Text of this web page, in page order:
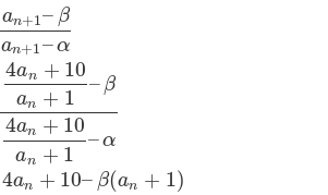
an+1– β
an+1–α
4an + 10
an + 1
– β
4an + 10
an + 1
–α
4an + 10– β(an + 1)